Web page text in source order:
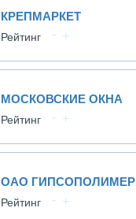
КРЕПМАРКЕТ
Рейтинг
МОСКОВСКИЕ ОКНА
Рейтинг
ОАО ГИПСОПОЛИМЕР
Рейтинг